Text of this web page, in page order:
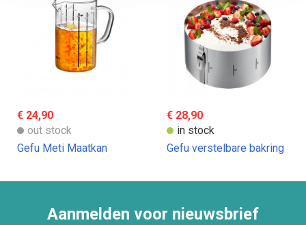
€ 24,90
out stock
Gefu Meti Maatkan
€ 28,90
in stock
Gefu verstelbare bakring
Aanmelden voor nieuwsbrief